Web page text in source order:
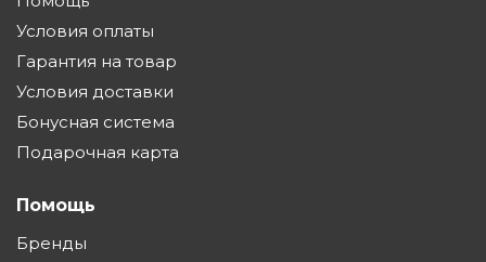
Условия оплаты
Гарантия на товар
Условия доставки
Бонусная система
Подарочная карта
Помощь
Бренды